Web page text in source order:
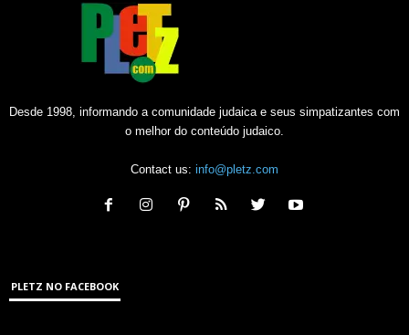
Desde 1998, informando a comunidade judaica e seus simpatizantes com
o melhor do conteúdo judaico.
Contact us: info@pletz.com
PLETZ NO FACEBOOK